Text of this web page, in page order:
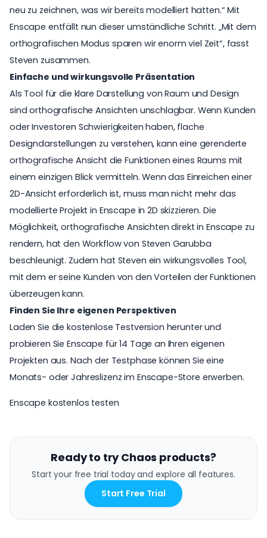
neu zu zeichnen, was wir bereits modelliert hatten.“ Mit
Enscape entfällt nun dieser umständliche Schritt. „Mit dem
orthografischen Modus sparen wir enorm viel Zeit“, fasst
Steven zusammen.
Einfache und wirkungsvolle Präsentation
Als Tool für die klare Darstellung von Raum und Design
sind orthografische Ansichten unschlagbar. Wenn Kunden
oder Investoren Schwierigkeiten haben, flache
Designdarstellungen zu verstehen, kann eine gerenderte
orthografische Ansicht die Funktionen eines Raums mit
einem einzigen Blick vermitteln. Wenn das Einreichen einer
2D-Ansicht erforderlich ist, muss man nicht mehr das
modellierte Projekt in Enscape in 2D skizzieren. Die
Möglichkeit, orthografische Ansichten direkt in Enscape zu
rendern, hat den Workflow von Steven Garubba
beschleunigt. Zudem hat Steven ein wirkungsvolles Tool,
mit dem er seine Kunden von den Vorteilen der Funktionen
überzeugen kann.
Finden Sie Ihre eigenen Perspektiven
Laden Sie die kostenlose Testversion herunter und
probieren Sie Enscape für 14 Tage an Ihren eigenen
Projekten aus. Nach der Testphase können Sie eine
Monats- oder Jahreslizenz im Enscape-Store erwerben.
Enscape kostenlos testen
Ready to try Chaos products?
Start your free trial today and explore all features.
Start Free Trial